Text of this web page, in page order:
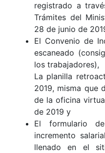
registrado a
Trámites del
28 de junio de
El Convenio de
escaneado
los trabajadores),
La planilla
2019, misma que
de la oficina
de 2019 y
El formulario
incremento
llenado en el